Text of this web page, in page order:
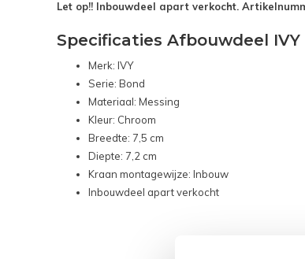
Let op!! Inbouwdeel apart verkocht.
Specificaties Afbouwdeel
Merk: IVY
Serie: Bond
Materiaal: Messing
Kleur: Chroom
Breedte: 7,5 cm
Diepte: 7,2 cm
Kraan montagewijze: Inbouw
Inbouwdeel apart verkocht